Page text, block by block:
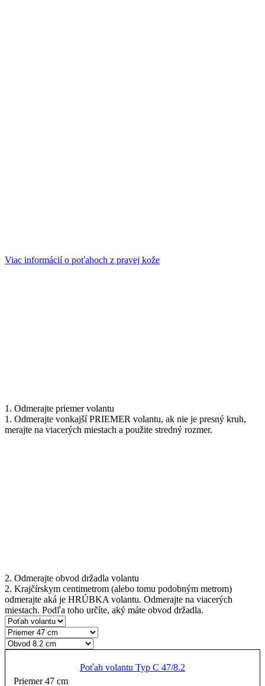
Viac informácií o poťahoch z pravej kože
1. Odmerajte priemer volantu
1. Odmerajte vonkajší PRIEMER volantu, ak nie je presný kruh,
merajte na viacerých miestach a použite stredný rozmer.
2. Odmerajte obvod držadla volantu
2. Krajčírskym centimetrom (alebo tomu podobným metrom)
odmerajte aká je HRÚBKA volantu. Odmerajte na viacerých
miestach. Podľa toho určíte, aký máte obvod držadla.
Poťah volantu Typ C 47/8.2
Priemer 47 cm